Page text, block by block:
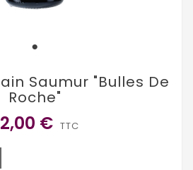
Saumur "Bulles De
Roche"
€ TTC